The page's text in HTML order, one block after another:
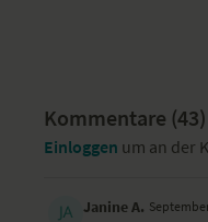
Kommentare (43)
Einloggen um an der
Janine A.